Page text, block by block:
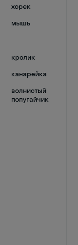
хорек
мышь
кролик
канарейка
волнистый
попугайчик